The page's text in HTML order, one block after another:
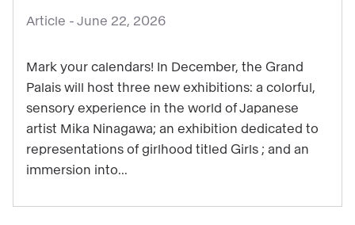
The
exhibitions
that
will
highlight
the
end
Article - June 22, 2026
Mark your calendars! In December, the Grand
Palais will host three new exhibitions: a colorful,
sensory experience in the world of Japanese
artist Mika Ninagawa; an exhibition dedicated to
representations of girlhood titled Girls ; and an
immersion into...